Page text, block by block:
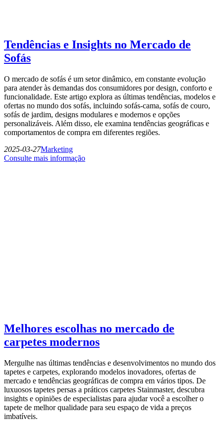
Tendências e Insights no Mercado de
Sofás
O mercado de sofás é um setor dinâmico, em constante evolução
para atender às demandas dos consumidores por design, conforto e
funcionalidade. Este artigo explora as últimas tendências, modelos e
ofertas no mundo dos sofás, incluindo sofás-cama, sofás de couro,
sofás de jardim, designs modulares e modernos e opções
personalizáveis. Além disso, ele examina tendências geográficas e
comportamentos de compra em diferentes regiões.
2025-03-27Marketing
Consulte mais informação
Melhores escolhas no mercado de
carpetes modernos
Mergulhe nas últimas tendências e desenvolvimentos no mundo dos
tapetes e carpetes, explorando modelos inovadores, ofertas de
mercado e tendências geográficas de compra em vários tipos. De
luxuosos tapetes persas a práticos carpetes Stainmaster, descubra
insights e opiniões de especialistas para ajudar você a escolher o
tapete de melhor qualidade para seu espaço de vida a preços
imbatíveis.